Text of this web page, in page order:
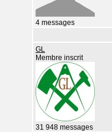
4 messages
GL
Membre inscrit
31 948 messages